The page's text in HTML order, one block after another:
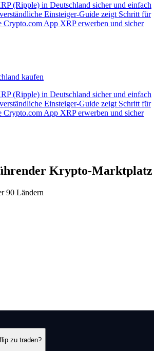
(Ripple) in Deutschland sicher und einfach
Einsteiger-Guide zeigt Schritt für
Crypto.com App XRP erwerben und sicher
kaufen
(Ripple) in Deutschland sicher und einfach
Einsteiger-Guide zeigt Schritt für
Crypto.com App XRP erwerben und sicher
Krypto-Marktplatz
90 Ländern
zu traden?